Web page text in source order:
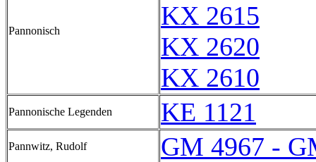
Pannonisch
KX 2615
KX 2620
KX 2610
Pannonische Legenden KE 1121
Pannwitz, Rudolf GM 4967 -